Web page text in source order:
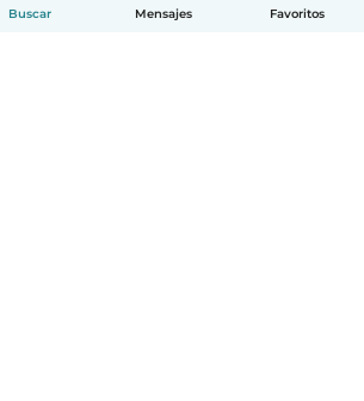
Buscar Mensajes Favoritos